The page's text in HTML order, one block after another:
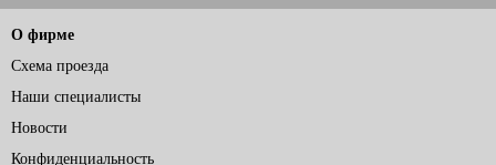
О фирме
Схема проезда
Наши специалисты
Новости
Конфиденциальность